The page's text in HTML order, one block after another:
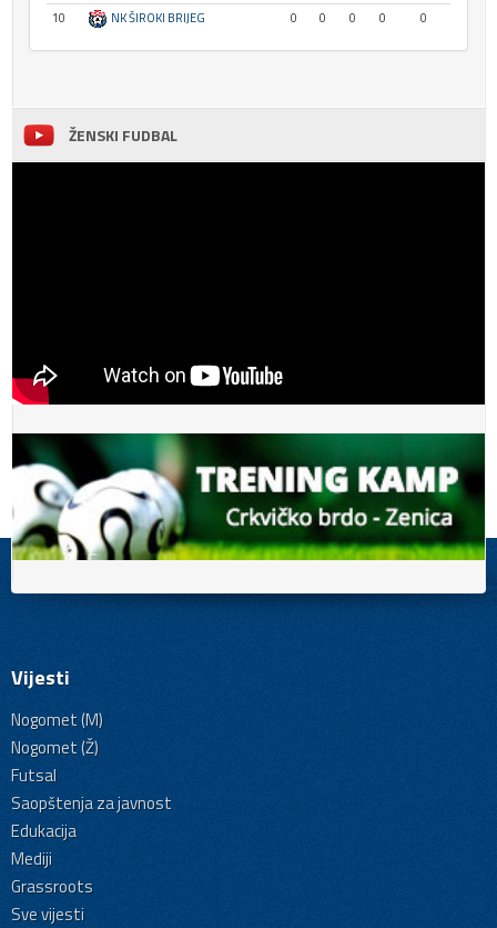
10
NK ŠIROKI BRIJEG 0 0 0 0 0
ŽENSKI FUDBAL
Vijesti
Nogomet (M)
Nogomet (Ž)
Futsal
Saopštenja za javnost
Edukacija
Mediji
Grassroots
Sve vijesti